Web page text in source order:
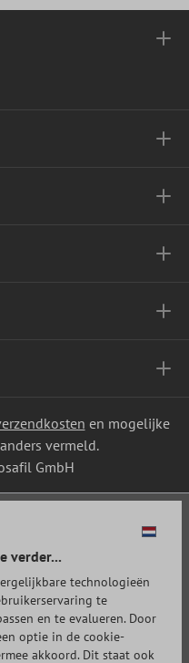
en mogelijke
vermeld.
GmbH
verder...
technologieën
te
en te evalueren. Door
optie in de cookie-
akkoord. Dit staat ook